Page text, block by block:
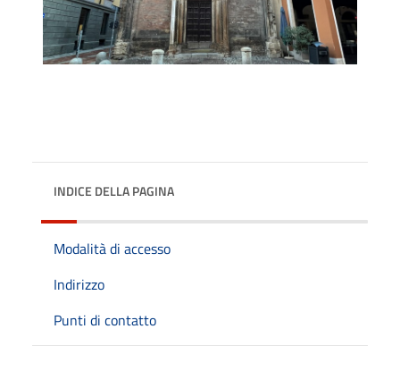
INDICE DELLA PAGINA
Modalità di accesso
Indirizzo
Punti di contatto